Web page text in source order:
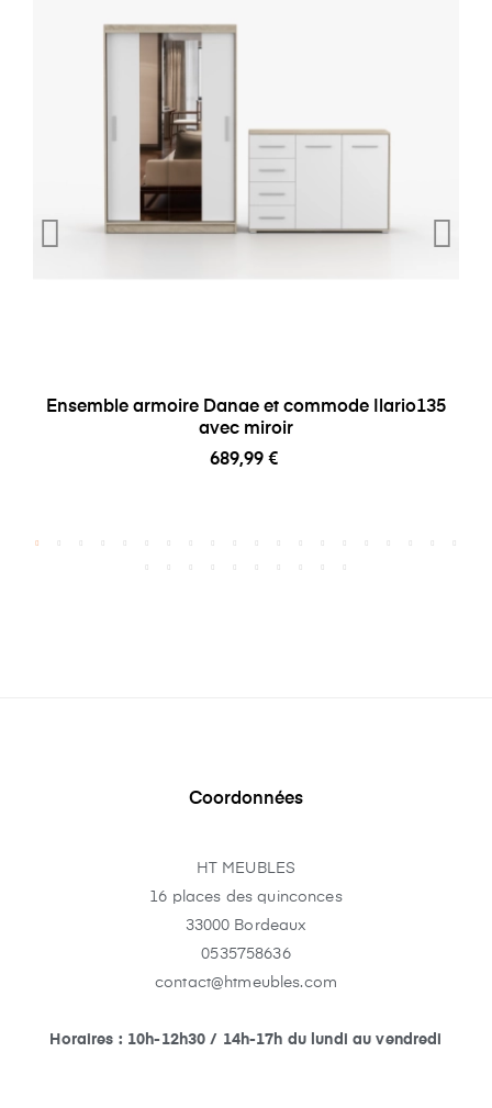
Ensemble armoire Danae et commode Ilario135
avec miroir
689,99 €
Coordonnées
HT MEUBLES
16 places des quinconces
33000 Bordeaux
0535758636
contact@htmeubles.com
Horaires : 10h-12h30 / 14h-17h du lundi au vendredi